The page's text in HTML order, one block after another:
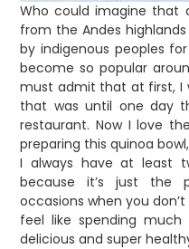
Who could imagine that
from the Andes
by indigenous peoples
become so popular
must admit that at first, I
that was until one day
restaurant. Now I love
preparing this quinoa
I always have at least
because it’s just the
occasions when you
feel like spending
delicious and super